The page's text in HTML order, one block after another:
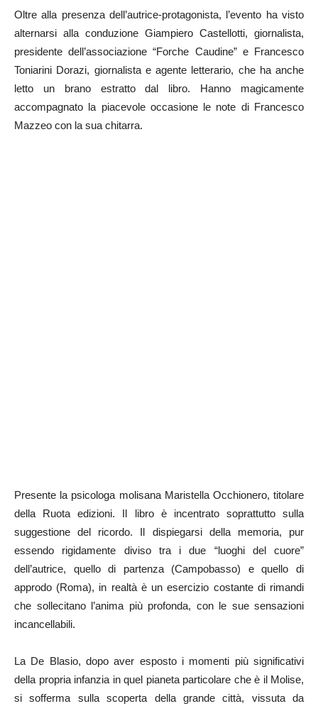
Oltre alla presenza dell’autrice-protagonista, l’evento ha visto
alternarsi alla conduzione Giampiero Castellotti, giornalista,
presidente dell’associazione “Forche Caudine” e Francesco
Toniarini Dorazi, giornalista e agente letterario, che ha anche
letto un brano estratto dal libro. Hanno magicamente
accompagnato la piacevole occasione le note di Francesco
Mazzeo con la sua chitarra.
Presente la psicologa molisana Maristella Occhionero, titolare
della Ruota edizioni. Il libro è incentrato soprattutto sulla
suggestione del ricordo. Il dispiegarsi della memoria, pur
essendo rigidamente diviso tra i due “luoghi del cuore”
dell’autrice, quello di partenza (Campobasso) e quello di
approdo (Roma), in realtà è un esercizio costante di rimandi
che sollecitano l’anima più profonda, con le sue sensazioni
incancellabili.
La De Blasio, dopo aver esposto i momenti più significativi
della propria infanzia in quel pianeta particolare che è il Molise,
si sofferma sulla scoperta della grande città, vissuta da